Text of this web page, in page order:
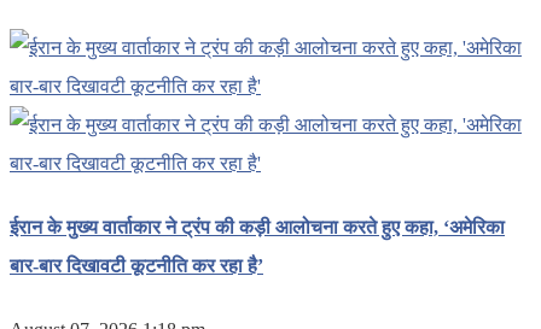
ईरान के मुख्य वार्ताकार ने ट्रंप की कड़ी आलोचना करते हुए कहा, ‘अमेरिका
बार-बार दिखावटी कूटनीति कर रहा है’